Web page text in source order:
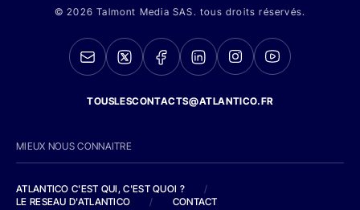
© 2026 Talmont Media SAS. tous droits réservés.
TOUSLESCONTACTS@ATLANTICO.FR
MIEUX NOUS CONNAITRE
ATLANTICO C'EST QUI, C'EST QUOI ?
/
LE RESEAU D'ATLANTICO
/ CONTACT